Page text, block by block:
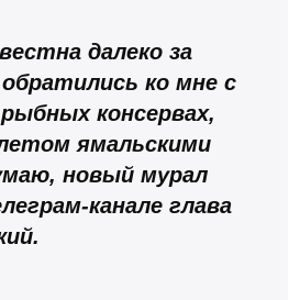
далеко за
ко мне с
консервах,
ямальскими
новый мурал
канале глава